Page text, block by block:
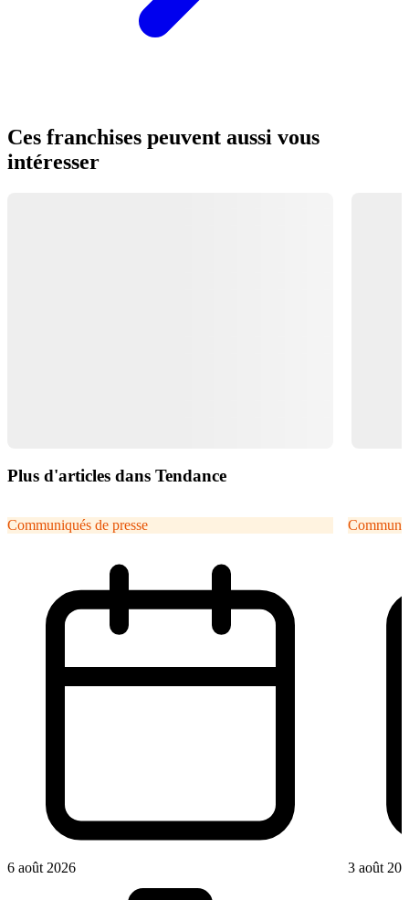
Ces franchises peuvent aussi vous
intéresser
Plus d'articles dans Tendance
Communiqués de presse
6 août 2026 3 août